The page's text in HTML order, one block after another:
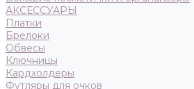
АКСЕССУАРЫ
Платки
Брелоки
Обвесы
Ключницы
Кардхолдеры
Футляры для очков